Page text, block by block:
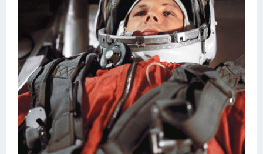
Порше
Самолеты
Корабли
Комплектующие
Тойота
Лодки